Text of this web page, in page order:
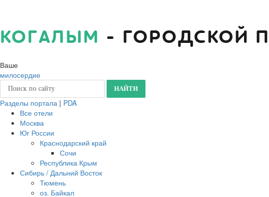
КОГАЛЫМ - ГОРОДСКОЙ
Ваше
милосердие
Разделы портала | PDA
Все отели
Москва
Юг России
Краснодарский край
Сочи
Республика Крым
Сибирь / Дальний Восток
Тюмень
оз. Байкал